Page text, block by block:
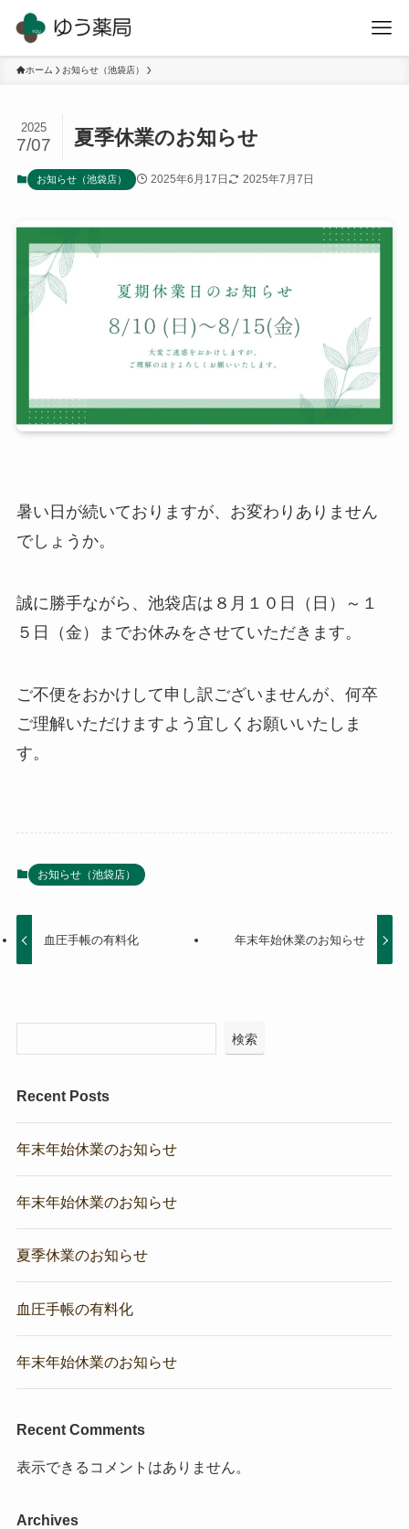
ホーム お知らせ（池袋店）
夏季休業のお知らせ
2025
7/07
お知らせ（池袋店） 2025年6月17日 2025年7月7日
暑い日が続いておりますが、お変わりありません
でしょうか。
誠に勝手ながら、池袋店は８月１０日（日）～１
５日（金）までお休みをさせていただきます。
ご不便をおかけして申し訳ございませんが、何卒
ご理解いただけますよう宜しくお願いいたしま
す。
お知らせ（池袋店）
血圧手帳の有料化 年末年始休業のお知らせ
検索
Recent Posts
年末年始休業のお知らせ
年末年始休業のお知らせ
夏季休業のお知らせ
血圧手帳の有料化
年末年始休業のお知らせ
Recent Comments
表示できるコメントはありません。
Archives